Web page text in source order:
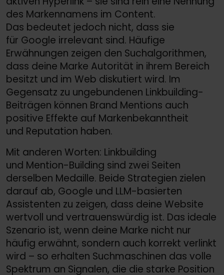
des Markennamens im Content.
Das bedeutet jedoch nicht, dass sie
für Google irrelevant sind. Häufige
Erwähnungen zeigen den Suchalgorithmen,
dass deine Marke Autorität in ihrem Bereich
besitzt und im Web diskutiert wird. Im
Gegensatz zu ungebundenen Linkbuilding-
Beiträgen können Brand Mentions auch
positive Effekte auf Markenbekanntheit
und Reputation haben.
Mit anderen Worten: Linkbuilding
und Mention-Building sind zwei Seiten
derselben Medaille. Beide Strategien zielen
darauf ab, Google und LLM-basierten
Assistenten zu zeigen, dass deine Website
wertvoll und vertrauenswürdig ist. Das ideale
Szenario ist, wenn deine Marke nicht nur
häufig erwähnt, sondern auch korrekt verlinkt
wird – so erhalten Suchmaschinen das volle
Spektrum an Signalen, die die starke Position